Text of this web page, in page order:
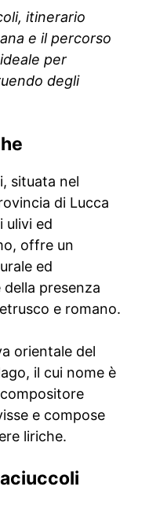
itinerario
e il percorso
per
degli
situata nel
di Lucca
ulivi ed
offre un
ed
presenza
e romano.
orientale del
il cui nome è
e compose
liriche.